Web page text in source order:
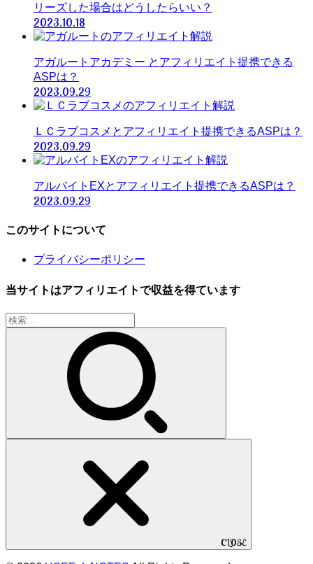
リーズした場合はどうしたらいい？
2023.10.18
アガルートアカデミー とアフィリエイト提携できる
ASPは？
2023.09.29
ＬＣラブコスメとアフィリエイト提携できるASPは？
2023.09.29
アルバイトEXとアフィリエイト提携できるASPは？
2023.09.29
このサイトについて
プライバシーポリシー
当サイトはアフィリエイトで収益を得ています
検
索:
CLOSE